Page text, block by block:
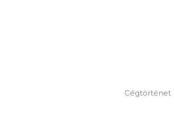
Cégtörténet